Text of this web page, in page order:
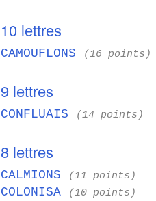
10 lettres
CAMOUFLONS (16 points)
9 lettres
CONFLUAIS (14 points)
8 lettres
CALMIONS (11 points)
COLONISA (10 points)